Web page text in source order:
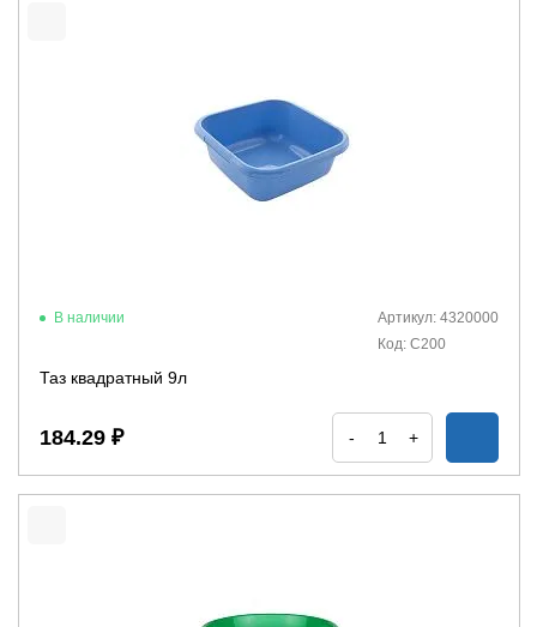
В наличии
Артикул: 4320000
Код: С200
Таз квадратный 9л
184.29 ₽ - +